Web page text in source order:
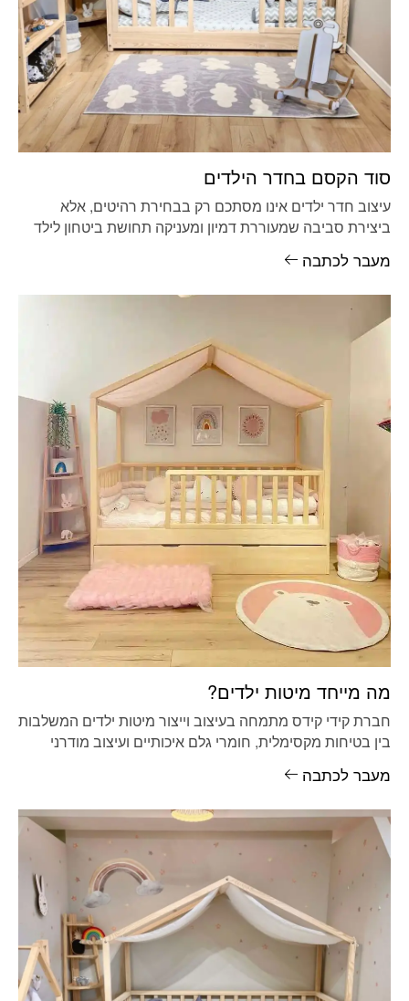
סוד הקסם בחדר הילדים
עיצוב חדר ילדים אינו מסתכם רק בבחירת רהיטים, אלא
ביצירת סביבה שמעוררת דמיון ומעניקה תחושת ביטחון לילד
מעבר לכתבה
מה מייחד מיטות ילדים?
חברת קידי קידס מתמחה בעיצוב וייצור מיטות ילדים המשלבות
בין בטיחות מקסימלית, חומרי גלם איכותיים ועיצוב מודרני
מעבר לכתבה